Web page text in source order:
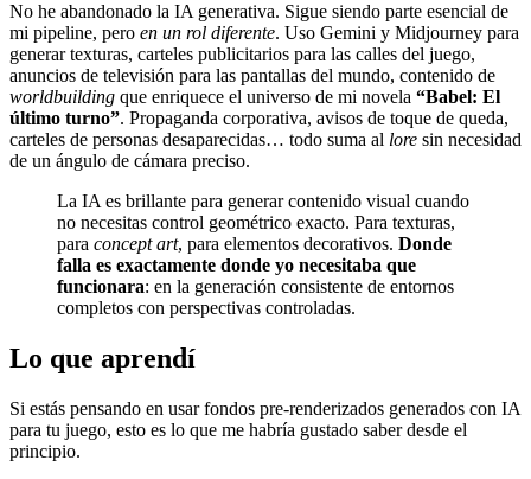
No he abandonado la IA generativa. Sigue siendo parte esencial de
mi pipeline, pero en un rol diferente. Uso Gemini y Midjourney para
generar texturas, carteles publicitarios para las calles del juego,
anuncios de televisión para las pantallas del mundo, contenido de
worldbuilding que enriquece el universo de mi novela “Babel: El
último turno”. Propaganda corporativa, avisos de toque de queda,
carteles de personas desaparecidas… todo suma al lore sin necesidad
de un ángulo de cámara preciso.
La IA es brillante para generar contenido visual cuando
no necesitas control geométrico exacto. Para texturas,
para concept art, para elementos decorativos. Donde
falla es exactamente donde yo necesitaba que
funcionara: en la generación consistente de entornos
completos con perspectivas controladas.
Lo que aprendí
Si estás pensando en usar fondos pre-renderizados generados con IA
para tu juego, esto es lo que me habría gustado saber desde el
principio.